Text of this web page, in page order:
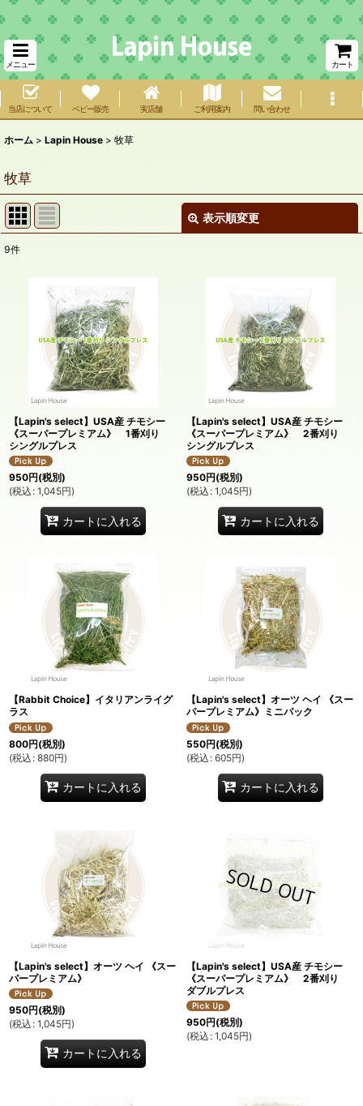
メニュー カート
当店について ベビー販売 実店舗 ご利用案内 問い合わせ
ホーム > Lapin House > 牧草
牧草
表示順変更
在庫あり
並び順:
9件
【Lapin's select】USA産 チモシー
《スーパープレミアム》 1番刈り
シングルプレス
950円(税別)
(税込 : 1,045円)
カートに入れる
【Lapin's select】USA産 チモシー
《スーパープレミアム》 2番刈り
シングルプレス
950円(税別)
(税込 : 1,045円)
カートに入れる
【Rabbit Choice】イタリアンライグ
ラス
800円(税別)
(税込 : 880円)
カートに入れる
【Lapin's select】オーツ ヘイ 《スー
パープレミアム》ミニパック
550円(税別)
(税込 : 605円)
カートに入れる
【Lapin's select】オーツ ヘイ 《スー
パープレミアム》
950円(税別)
(税込 : 1,045円)
カートに入れる
【Lapin's select】USA産 チモシー
《スーパープレミアム》 2番刈り
ダブルプレス
950円(税別)
(税込 : 1,045円)